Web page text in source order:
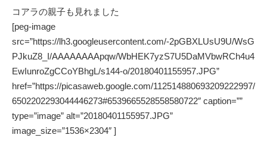
コアラの親子も見れました
[peg-image
src=”https://lh3.googleusercontent.com/-2pGBXLUsU9U/WsG
PJkuZ8_I/AAAAAAAApqw/WbHEK7yzS7U5DaMVbwRCh4u4
EwIunroZgCCoYBhgL/s144-o/20180401155957.JPG”
href=”https://picasaweb.google.com/112514880693209222997/
6502202293044446273#6539665528558580722″ caption=””
type=”image” alt=”20180401155957.JPG”
image_size=”1536×2304″ ]